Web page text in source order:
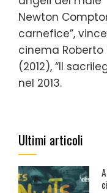
Newton
carnefice”,
cinema Roberto
(2012), “Il
nel 2013.
Ultimi articoli